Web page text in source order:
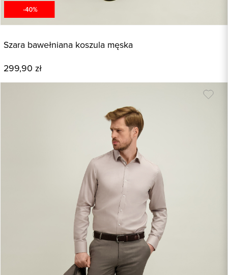
Szara bawełniana koszula męska
299,90 zł